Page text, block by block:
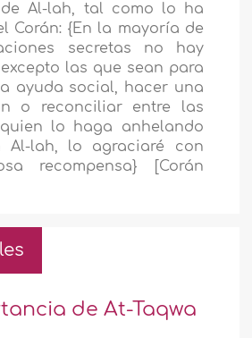
de Al-lah, tal como lo ha
Corán: {En la mayoría de
secretas no hay
las que sean para
ayuda social, hacer una
o reconciliar entre las
lo haga anhelando
Al-lah, lo agraciaré con
recompensa} [Corán
de At-Taqwa